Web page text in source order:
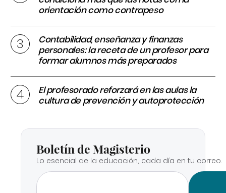
orientación como contrapeso
Contabilidad, enseñanza y finanzas
personales: la receta de un profesor para
formar alumnos más preparados
El profesorado reforzará en las aulas la
cultura de prevención y autoprotección
Boletín de Magisterio
Lo esencial de la educación, cada día en tu correo.